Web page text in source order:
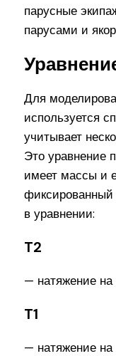
парусные
парусами и
Для
используется
учитывает
Это уравнение
имеет массы и
в уравнении:
T2
— натяжение на
T1
— натяжение на